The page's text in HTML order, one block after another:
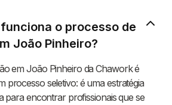
o processo de
João Pinheiro?
em João Pinheiro da Chawork é
processo seletivo: é uma estratégia
para encontrar profissionais que se